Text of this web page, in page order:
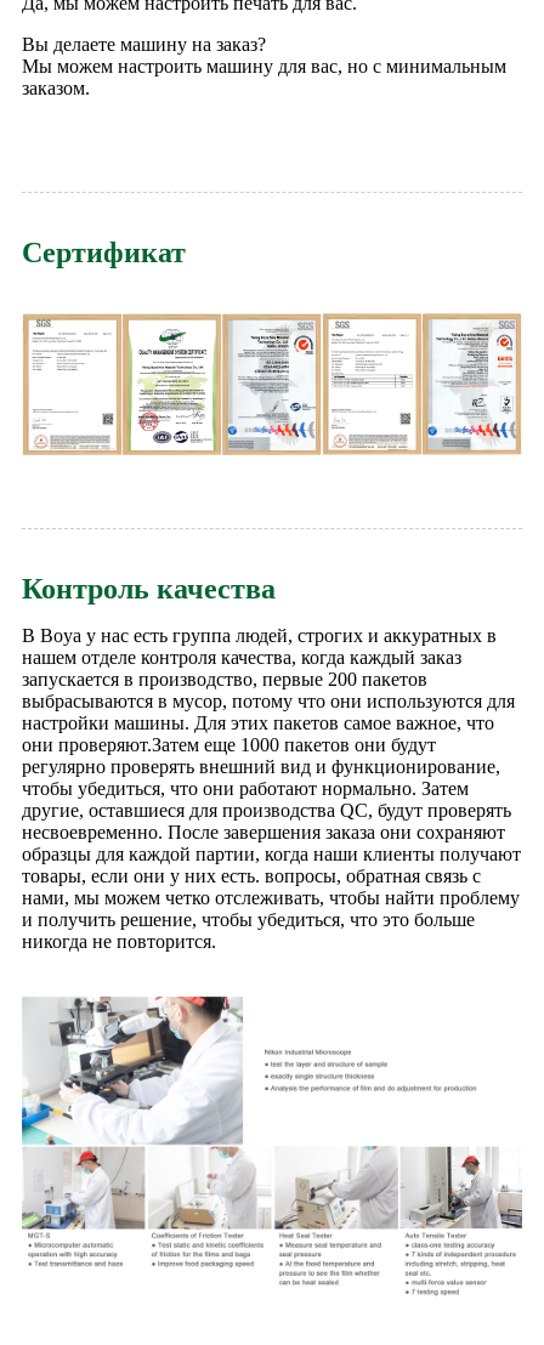
Вы делаете машину на заказ?
Мы можем настроить машину для вас, но с минимальным
заказом.
Сертификат
Контроль качества
В Boya у нас есть группа людей, строгих и аккуратных в
нашем отделе контроля качества, когда каждый заказ
запускается в производство, первые 200 пакетов
выбрасываются в мусор, потому что они используются для
настройки машины. Для этих пакетов самое важное, что
они проверяют.Затем еще 1000 пакетов они будут
регулярно проверять внешний вид и функционирование,
чтобы убедиться, что они работают нормально. Затем
другие, оставшиеся для производства QC, будут проверять
несвоевременно. После завершения заказа они сохраняют
образцы для каждой партии, когда наши клиенты получают
товары, если они у них есть. вопросы, обратная связь с
нами, мы можем четко отслеживать, чтобы найти проблему
и получить решение, чтобы убедиться, что это больше
никогда не повторится.